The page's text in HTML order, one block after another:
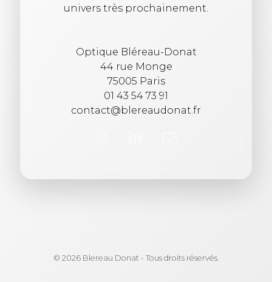
univers très prochainement.
Optique Bléreau-Donat
44 rue Monge
75005 Paris
01 43 54 73 91
contact@blereaudonat.fr
© 2026 Blereau Donat - Tous droits réservés.